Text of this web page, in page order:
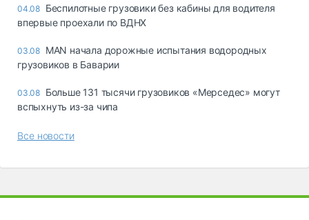
04.08 Беспилотные грузовики без кабины для водителя
впервые проехали по ВДНХ
03.08 MAN начала дорожные испытания водородных
грузовиков в Баварии
03.08 Больше 131 тысячи грузовиков «Мерседес» могут
вспыхнуть из-за чипа
Все новости